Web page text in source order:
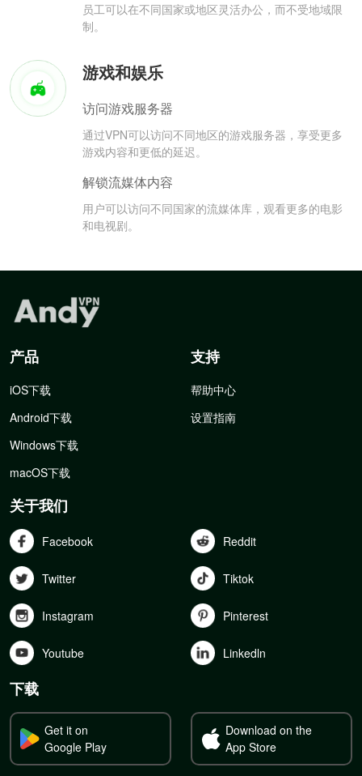
员工可以在不同国家或地区灵活办公，而不受地域限
制。
游戏和娱乐
访问游戏服务器
通过VPN可以访问不同地区的游戏服务器，享受更多
游戏内容和更低的延迟。
解锁流媒体内容
用户可以访问不同国家的流媒体库，观看更多的电影
和电视剧。
产品
iOS下载
Android下载
Windows下载
macOS下载
支持
帮助中心
设置指南
关于我们
Facebook Reddit
Twitter Tiktok
Instagram Pinterest
Youtube Linkedln
下载
Get it on
Google Play
Download on the
App Store